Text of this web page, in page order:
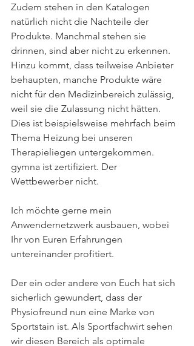
Zudem stehen in den Katalogen
natürlich nicht die Nachteile der
Produkte. Manchmal stehen sie
drinnen, sind aber nicht zu erkennen.
Hinzu kommt, dass teilweise Anbieter
behaupten, manche Produkte wäre
nicht für den Medizinbereich zulässig,
weil sie die Zulassung nicht hätten.
Dies ist beispielsweise mehrfach beim
Thema Heizung bei unseren
Therapieliegen untergekommen.
gymna ist zertifiziert. Der
Wettbewerber nicht.
Ich möchte gerne mein
Anwendernetzwerk ausbauen, wobei
Ihr von Euren Erfahrungen
untereinander profitiert.
Der ein oder andere von Euch hat sich
sicherlich gewundert, dass der
Physiofreund nun eine Marke von
Sportstain ist. Als Sportfachwirt sehen
wir diesen Bereich als optimale